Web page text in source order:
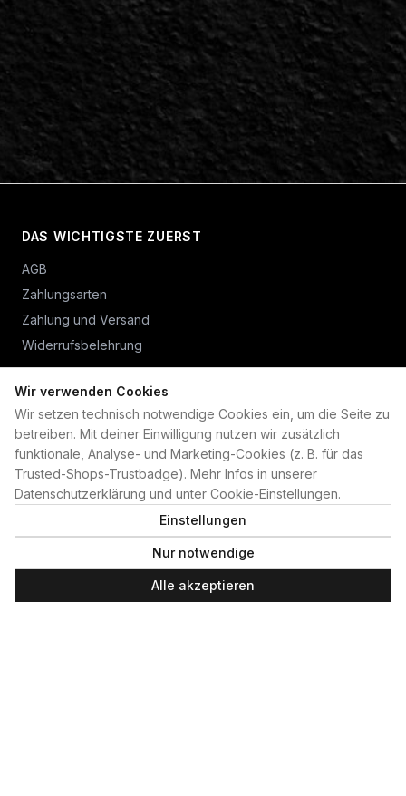
Wir verwenden Cookies
Wir setzen technisch notwendige Cookies ein, um die Seite zu
betreiben. Mit deiner Einwilligung nutzen wir zusätzlich
funktionale, Analyse- und Marketing-Cookies (z. B. für das
Trusted-Shops-Trustbadge). Mehr Infos in unserer
Datenschutzerklärung und unter Cookie-Einstellungen.
Einstellungen
Nur notwendige
Alle akzeptieren
DAS WICHTIGSTE ZUERST
AGB
Zahlungsarten
Zahlung und Versand
Widerrufsbelehrung
PLAN B
Home
Kontakt
Impressum
Datenschutzerklärung